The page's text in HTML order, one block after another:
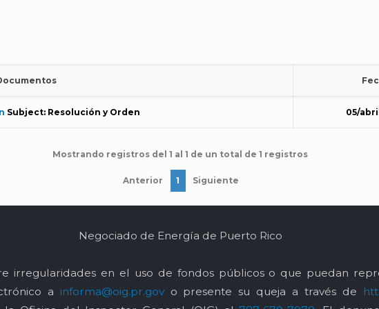
Subject: Resolución y Orden 05/
Mostrando registros del 1 al 1 de un total de 1 registros
Anterior 1 Siguiente
Negociado de Energía de Puerto Rico
irregularidades en el uso de fondos públicos o que puedan
a informa@oig.pr.govo presente su queja a través de